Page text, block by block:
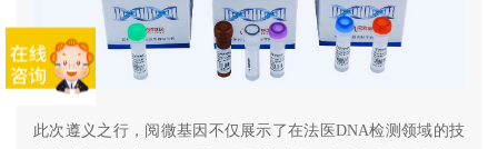
此次遵义之行，阅微基因不仅展示了在法医DNA检测领域的技